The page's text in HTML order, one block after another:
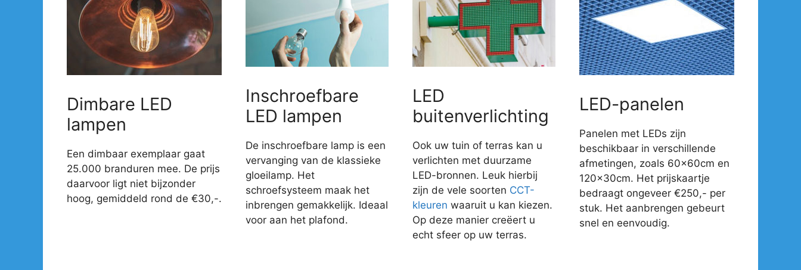
Dimbare LED
lampen
Een dimbaar exemplaar gaat
25.000 branduren mee. De prijs
daarvoor ligt niet bijzonder
hoog, gemiddeld rond de €30,-.
Inschroefbare
LED lampen
De inschroefbare lamp is een
vervanging van de klassieke
gloeilamp. Het
schroefsysteem maak het
inbrengen gemakkelijk. Ideaal
voor aan het plafond.
LED
buitenverlichting
Ook uw tuin of terras kan u
verlichten met duurzame
LED-bronnen. Leuk hierbij
zijn de vele soorten CCT-
kleuren waaruit u kan kiezen.
Op deze manier creëert u
echt sfeer op uw terras.
LED-panelen
Panelen met LEDs zijn
beschikbaar in verschillende
afmetingen, zoals 60x60cm en
120x30cm. Het prijskaartje
bedraagt ongeveer €250,- per
stuk. Het aanbrengen gebeurt
snel en eenvoudig.